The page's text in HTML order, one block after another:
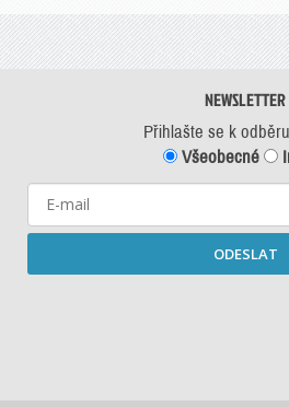
NEWSLETTER
Přihlašte se k
Všeobecné
ODESLAT